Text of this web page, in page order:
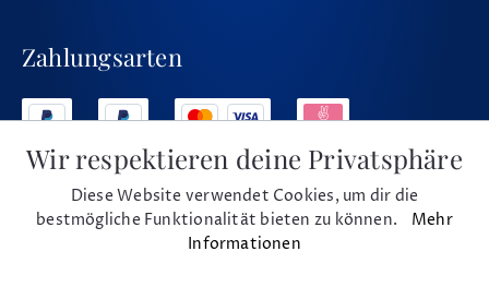
Zahlungsarten
Social Media
Wir respektieren deine Privatsphäre
Diese Website verwendet Cookies, um dir die
bestmögliche Funktionalität bieten zu können. Mehr
Informationen